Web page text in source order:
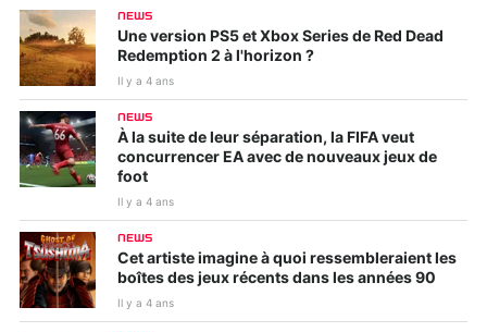
NEWS
Une version PS5 et Xbox Series de Red Dead
Redemption 2 à l'horizon ?
Il y a 4 ans
NEWS
À la suite de leur séparation, la FIFA veut
concurrencer EA avec de nouveaux jeux de
foot
Il y a 4 ans
NEWS
Cet artiste imagine à quoi ressembleraient les
boîtes des jeux récents dans les années 90
Il y a 4 ans